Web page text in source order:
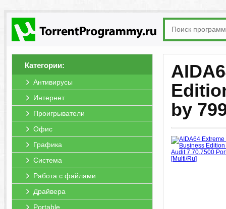
Категории:
Антивирусы
Интернет
Проигрыватели
Офис
Графика
Система
Работа с файлами
Драйвера
Portable
by